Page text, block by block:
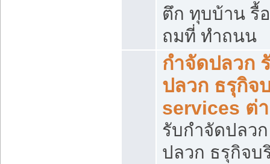
ตึก ทุบบ้าน รื้
ถมที่ ทำถนน
กำจัดปลวก
ปลวก ธรุกิจ
services ต่
รับกำจัดปลว
ปลวก ธรุกิจบ